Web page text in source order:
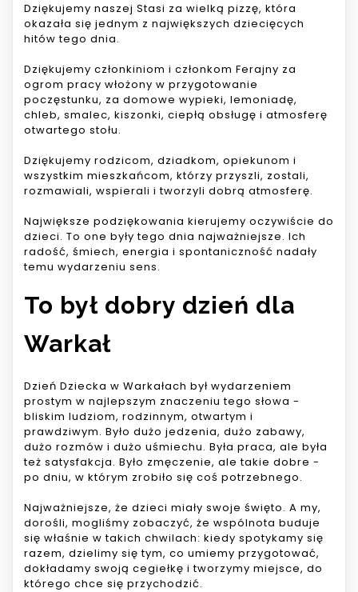
Dziękujemy naszej Stasi za wielką pizzę, która
okazała się jednym z największych dziecięcych
hitów tego dnia.
Dziękujemy członkiniom i członkom Ferajny za
ogrom pracy włożony w przygotowanie
poczęstunku, za domowe wypieki, lemoniadę,
chleb, smalec, kiszonki, ciepłą obsługę i atmosferę
otwartego stołu.
Dziękujemy rodzicom, dziadkom, opiekunom i
wszystkim mieszkańcom, którzy przyszli, zostali,
rozmawiali, wspierali i tworzyli dobrą atmosferę.
Największe podziękowania kierujemy oczywiście do
dzieci. To one były tego dnia najważniejsze. Ich
radość, śmiech, energia i spontaniczność nadały
temu wydarzeniu sens.
To był dobry dzień dla
Warkał
Dzień Dziecka w Warkałach był wydarzeniem
prostym w najlepszym znaczeniu tego słowa -
bliskim ludziom, rodzinnym, otwartym i
prawdziwym. Było dużo jedzenia, dużo zabawy,
dużo rozmów i dużo uśmiechu. Była praca, ale była
też satysfakcja. Było zmęczenie, ale takie dobre -
po dniu, w którym zrobiło się coś potrzebnego.
Najważniejsze, że dzieci miały swoje święto. A my,
dorośli, mogliśmy zobaczyć, że wspólnota buduje
się właśnie w takich chwilach: kiedy spotykamy się
razem, dzielimy się tym, co umiemy przygotować,
dokładamy swoją cegiełkę i tworzymy miejsce, do
którego chce się przychodzić.